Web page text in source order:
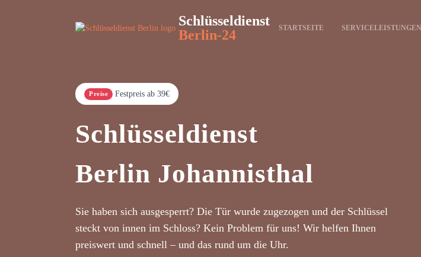
Schlüsseldienst
Berlin-24
STARTSEITE SERVICELEISTUNGEN
Preise Festpreis ab 39€
Schlüsseldienst
Berlin Johannisthal
Sie haben sich ausgesperrt? Die Tür wurde zugezogen und der Schlüssel
steckt von innen im Schloss? Kein Problem für uns! Wir helfen Ihnen
preiswert und schnell – und das rund um die Uhr.